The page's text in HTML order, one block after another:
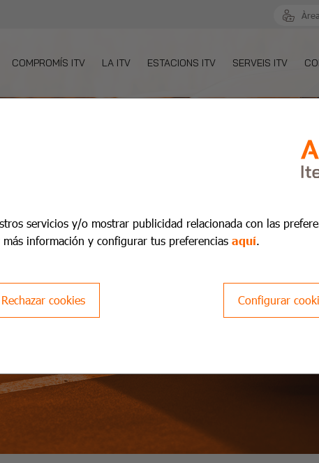
COMPROMÍS ITV LA ITV ESTACIONS ITV SERVEIS ITV
servicios y/o mostrar publicidad relacionada con las
información y configurar tus preferencias aquí.
Rechazar cookies Configurar